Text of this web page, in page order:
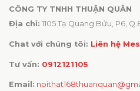
CÔNG TY TNHH THUẬN QUÂN
Địa chỉ: 1105 Tạ Quang Bửu, P6,
Chat với chúng tôi: Liên hệ
Tư vấn: 0912121105
Email: